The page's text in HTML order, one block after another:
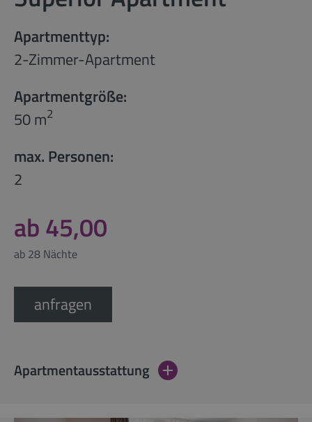
Apartmenttyp:
2-Zimmer-Apartment
Apartmentgröße:
50 m2
max. Personen:
2
ab 45,00
ab 28 Nächte
anfragen
Apartmentausstattung